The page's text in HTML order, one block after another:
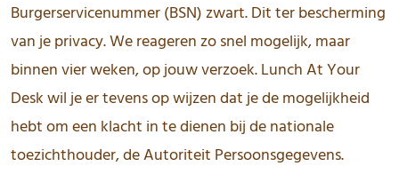
Burgerservicenummer (BSN) zwart. Dit ter bescherming
van je privacy. We reageren zo snel mogelijk, maar
binnen vier weken, op jouw verzoek. Lunch At Your
Desk wil je er tevens op wijzen dat je de mogelijkheid
hebt om een klacht in te dienen bij de nationale
toezichthouder, de Autoriteit Persoonsgegevens.